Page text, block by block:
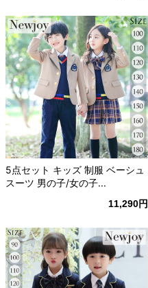
5点セット キッズ 制服 ベーシュ
スーツ 男の子/女の子...
11,290円